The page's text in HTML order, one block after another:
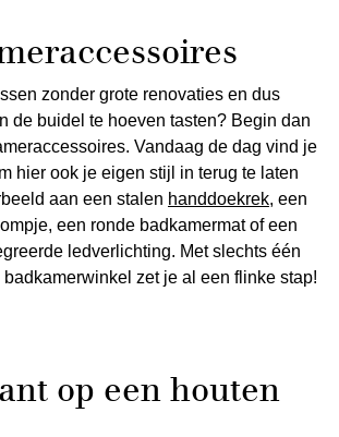
zonder grote renovaties en dus
de buidel te hoeven tasten? Begin dan
Vandaag de dag vind je
hier ook je eigen stijl in terug te laten
aan een stalen handdoekrek, een
een ronde badkamermat of een
ledverlichting. Met slechts één
zet je al een flinke stap!
op een houten